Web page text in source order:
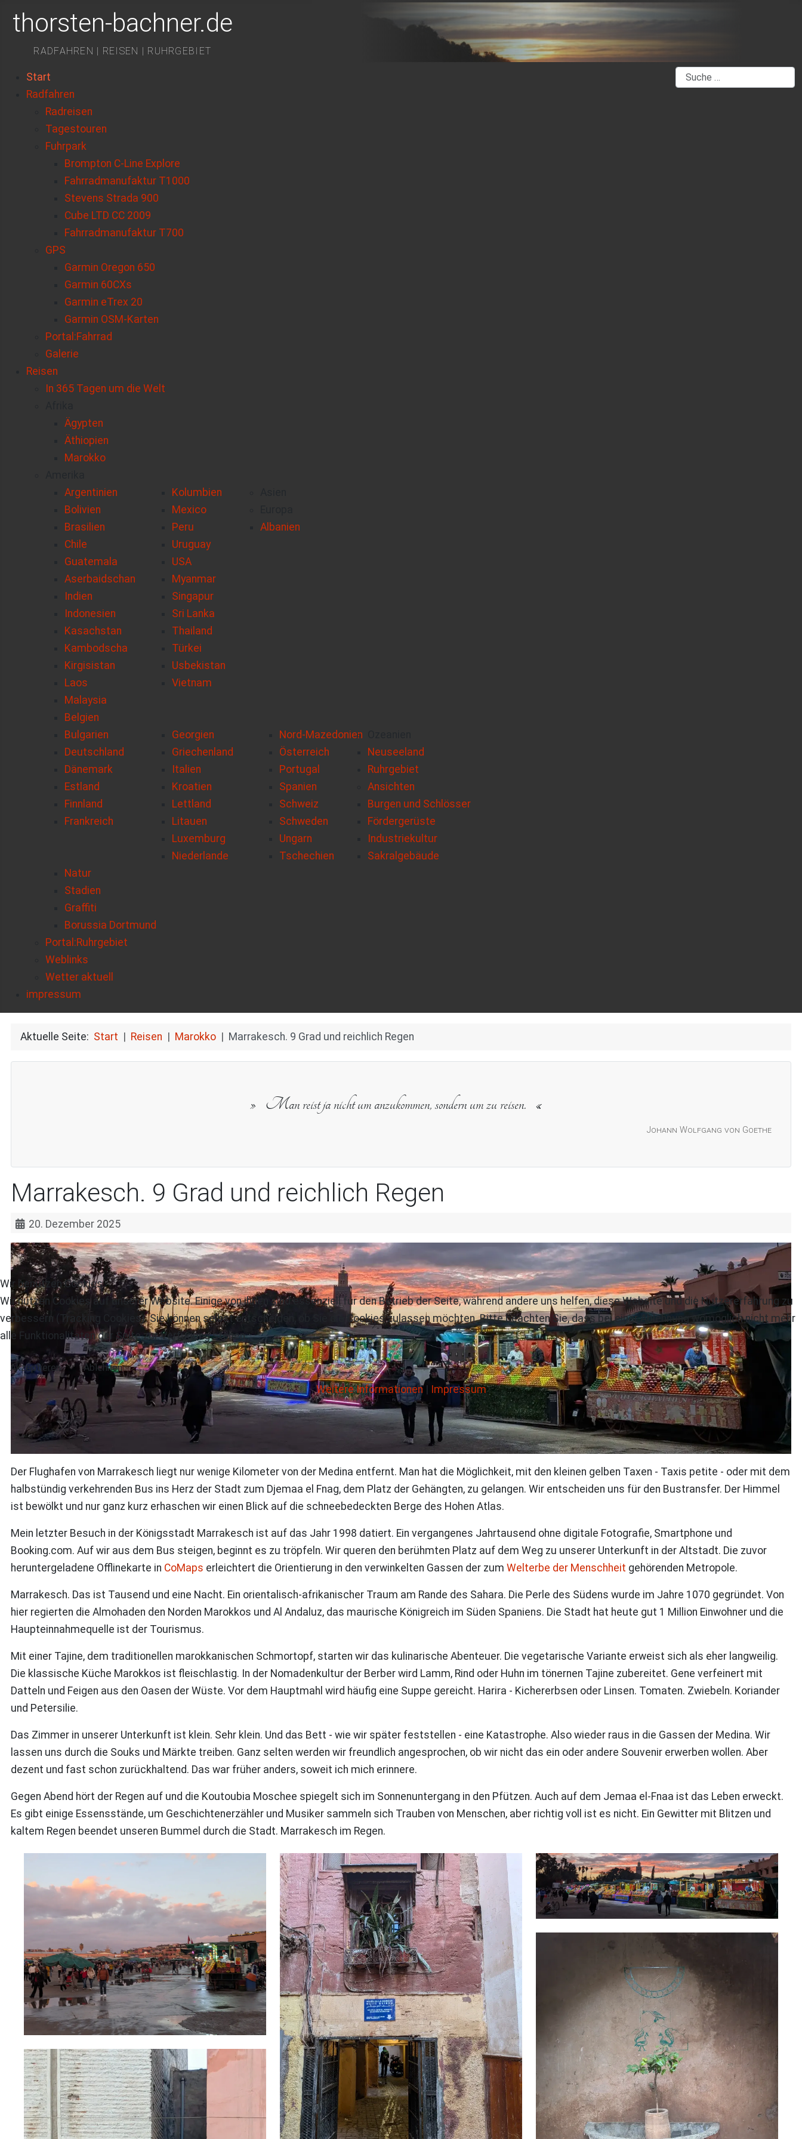
thorsten-bachner.de
RADFAHREN | REISEN | RUHRGEBIET
Start
Radfahren
Radreisen
Tagestouren
Fuhrpark
Brompton C-Line Explore
Fahrradmanufaktur T1000
Stevens Strada 900
Cube LTD CC 2009
Fahrradmanufaktur T700
GPS
Garmin Oregon 650
Garmin 60CXs
Garmin eTrex 20
Garmin OSM-Karten
Portal:Fahrrad
Galerie
Reisen
In 365 Tagen um die Welt
Ägypten
Äthiopien
Marokko
Argentinien
Bolivien
Brasilien
Chile
Guatemala
Kolumbien
Mexico
Peru
Uruguay
USA
Aserbaidschan
Indien
Indonesien
Kasachstan
Kambodscha
Kirgisistan
Laos
Malaysia
Myanmar
Singapur
Sri Lanka
Thailand
Türkei
Usbekistan
Vietnam
Albanien
Belgien
Bulgarien
Deutschland
Dänemark
Estland
Finnland
Frankreich
Georgien
Griechenland
Italien
Kroatien
Lettland
Litauen
Luxemburg
Niederlande
Nord-Mazedonien
Österreich
Portugal
Spanien
Schweiz
Schweden
Ungarn
Tschechien
Neuseeland
Ruhrgebiet
Ansichten
Burgen und Schlösser
Fördergerüste
Industriekultur
Sakralgebäude
Natur
Stadien
Graffiti
Borussia Dortmund
Portal:Ruhrgebiet
Weblinks
Wetter aktuell
impressum
Suchen
Aktuelle Seite: Start Reisen Marokko Marrakesch. 9 Grad und reichlich Regen
Johann Wolfgang von Goethe
Man reist ja nicht um anzukommen, sondern um zu reisen.
Marrakesch. 9 Grad und reichlich Regen
20. Dezember 2025
Der Flughafen von Marrakesch liegt nur wenige Kilometer von der Medina entfernt. Man hat die Möglichkeit, mit den kleinen gelben Taxen - Taxis petite - oder mit dem
halbstündig verkehrenden Bus ins Herz der Stadt zum Djemaa el Fnag, dem Platz der Gehängten, zu gelangen. Wir entscheiden uns für den Bustransfer. Der Himmel
ist bewölkt und nur ganz kurz erhaschen wir einen Blick auf die schneebedeckten Berge des Hohen Atlas.
Mein letzter Besuch in der Königsstadt Marrakesch ist auf das Jahr 1998 datiert. Ein vergangenes Jahrtausend ohne digitale Fotografie, Smartphone und
Booking.com. Auf wir aus dem Bus steigen, beginnt es zu tröpfeln. Wir queren den berühmten Platz auf dem Weg zu unserer Unterkunft in der Altstadt. Die zuvor
heruntergeladene Offlinekarte in CoMaps erleichtert die Orientierung in den verwinkelten Gassen der zum Welterbe der Menschheit gehörenden Metropole.
Marrakesch. Das ist Tausend und eine Nacht. Ein orientalisch-afrikanischer Traum am Rande des Sahara. Die Perle des Südens wurde im Jahre 1070 gegründet. Von
hier regierten die Almohaden den Norden Marokkos und Al Andaluz, das maurische Königreich im Süden Spaniens. Die Stadt hat heute gut 1 Million Einwohner und die
Haupteinnahmequelle ist der Tourismus.
Mit einer Tajine, dem traditionellen marokkanischen Schmortopf, starten wir das kulinarische Abenteuer. Die vegetarische Variante erweist sich als eher langweilig.
Die klassische Küche Marokkos ist fleischlastig. In der Nomadenkultur der Berber wird Lamm, Rind oder Huhn im tönernen Tajine zubereitet. Gene verfeinert mit
Datteln und Feigen aus den Oasen der Wüste. Vor dem Hauptmahl wird häufig eine Suppe gereicht. Harira - Kichererbsen oder Linsen. Tomaten. Zwiebeln. Koriander
und Petersilie.
Das Zimmer in unserer Unterkunft ist klein. Sehr klein. Und das Bett - wie wir später feststellen - eine Katastrophe. Also wieder raus in die Gassen der Medina. Wir
lassen uns durch die Souks und Märkte treiben. Ganz selten werden wir freundlich angesprochen, ob wir nicht das ein oder andere Souvenir erwerben wollen. Aber
dezent und fast schon zurückhaltend. Das war früher anders, soweit ich mich erinnere.
Gegen Abend hört der Regen auf und die Koutoubia Moschee spiegelt sich im Sonnenuntergang in den Pfützen. Auch auf dem Jemaa el-Fnaa ist das Leben erweckt.
Es gibt einige Essensstände, um Geschichtenerzähler und Musiker sammeln sich Trauben von Menschen, aber richtig voll ist es nicht. Ein Gewitter mit Blitzen und
kaltem Regen beendet unseren Bummel durch die Stadt. Marrakesch im Regen.
Wir benutzen Cookies
Wir nutzen Cookies auf unserer Website. Einige von ihnen sind essenziell für den Betrieb der Seite, während andere uns helfen, diese Website und die Nutzererfahrung zu
verbessern (Tracking Cookies). Sie können selbst entscheiden, ob Sie die Cookies zulassen möchten. Bitte beachten Sie, dass bei einer Ablehnung womöglich nicht mehr
alle Funktionalitäten der Seite zur Verfügung stehen.
Akzeptieren Ablehnen
Weitere Informationen| Impressum